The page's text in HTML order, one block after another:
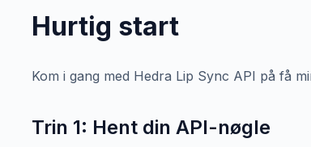
Hurtig start
Kom i gang med Hedra Lip Sync API på få
Trin 1: Hent din API-nøgle